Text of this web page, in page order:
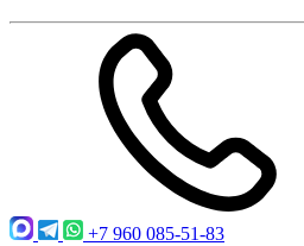
+7 960 085-51-83